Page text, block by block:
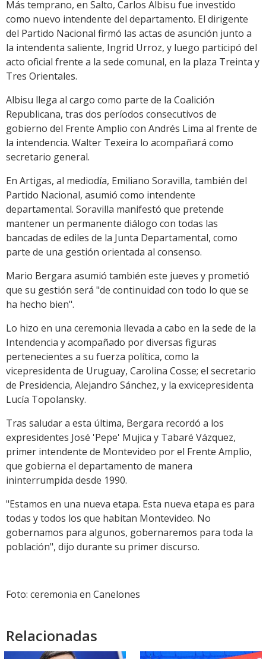
Más temprano, en Salto, Carlos Albisu fue investido
como nuevo intendente del departamento. El dirigente
del Partido Nacional firmó las actas de asunción junto a
la intendenta saliente, Ingrid Urroz, y luego participó del
acto oficial frente a la sede comunal, en la plaza Treinta y
Tres Orientales.
Albisu llega al cargo como parte de la Coalición
Republicana, tras dos períodos consecutivos de
gobierno del Frente Amplio con Andrés Lima al frente de
la intendencia. Walter Texeira lo acompañará como
secretario general.
En Artigas, al mediodía, Emiliano Soravilla, también del
Partido Nacional, asumió como intendente
departamental. Soravilla manifestó que pretende
mantener un permanente diálogo con todas las
bancadas de ediles de la Junta Departamental, como
parte de una gestión orientada al consenso.
Mario Bergara asumió también este jueves y prometió
que su gestión será "de continuidad con todo lo que se
ha hecho bien".
Lo hizo en una ceremonia llevada a cabo en la sede de la
Intendencia y acompañado por diversas figuras
pertenecientes a su fuerza política, como la
vicepresidenta de Uruguay, Carolina Cosse; el secretario
de Presidencia, Alejandro Sánchez, y la exvicepresidenta
Lucía Topolansky.
Tras saludar a esta última, Bergara recordó a los
expresidentes José 'Pepe' Mujica y Tabaré Vázquez,
primer intendente de Montevideo por el Frente Amplio,
que gobierna el departamento de manera
ininterrumpida desde 1990.
"Estamos en una nueva etapa. Esta nueva etapa es para
todas y todos los que habitan Montevideo. No
gobernamos para algunos, gobernaremos para toda la
población", dijo durante su primer discurso.
Foto: ceremonia en Canelones
Relacionadas